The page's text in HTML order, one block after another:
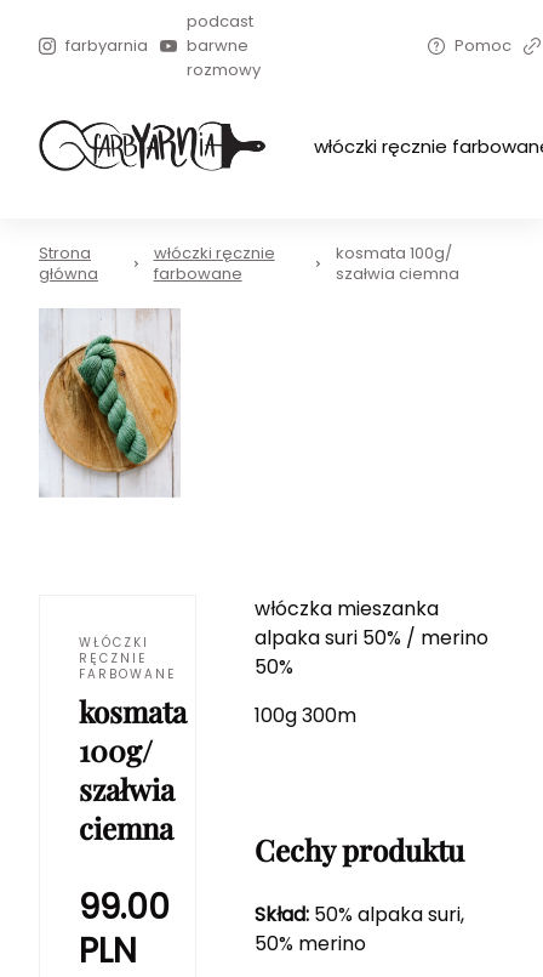
farbyarnia
podcast
barwne
rozmowy
Pomoc
włóczki ręcznie
Strona
główna
włóczki ręcznie
farbowane
kosmata 100g/
szałwia ciemna
WŁÓCZKI
RĘCZNIE
FARBOWANE
kosmata
100g/
szałwia
ciemna
99.00
PLN
włóczka mieszanka
alpaka suri 50% / merino
50%
100g 300m
Cechy produktu
Skład:50% alpaka suri,
50% merino